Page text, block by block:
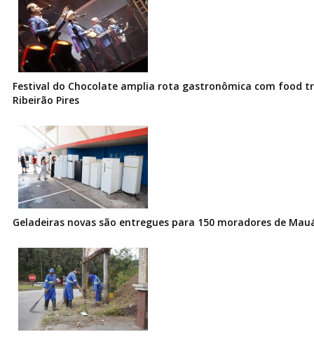
Festival do Chocolate amplia rota gastronômica com food
Ribeirão Pires
Geladeiras novas são entregues para 150 moradores de